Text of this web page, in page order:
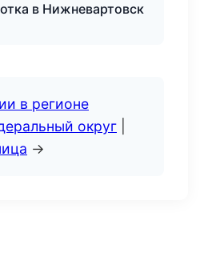
в Нижневартовск
в регионе
округ
→